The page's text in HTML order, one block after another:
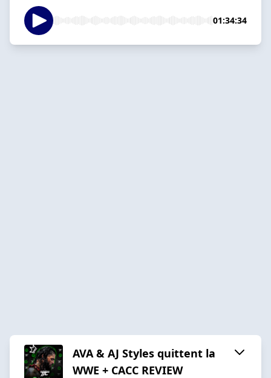
01:34:34
AVA & AJ Styles quittent la
WWE + CACC REVIEW